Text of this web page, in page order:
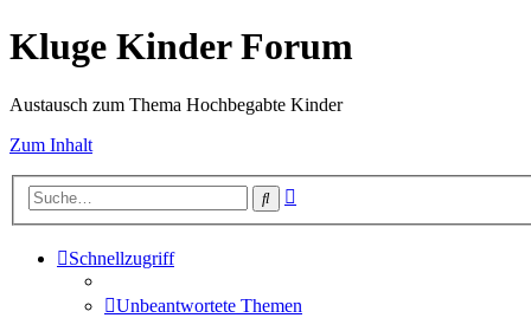
Kluge Kinder Forum
Austausch zum Thema Hochbegabte Kinder
Zum Inhalt
Suche
Schnellzugriff
Unbeantwortete Themen